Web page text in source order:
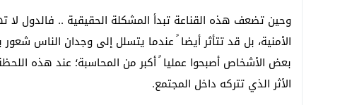
وحين تضعف هذه القناعة تبدأ المشكلة الحقيقية .. فالدول لا
الأمنية، بل قد تتأثر أيضا ً عندما يتسلل إلى وجدان الناس
بعض الأشخاص أصبحوا عمليا ً أكبر من المحاسبة؛ عند هذه
الأثر الذي تتركه داخل المجتمع.